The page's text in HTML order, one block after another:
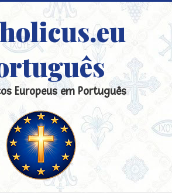
Europeus em Português